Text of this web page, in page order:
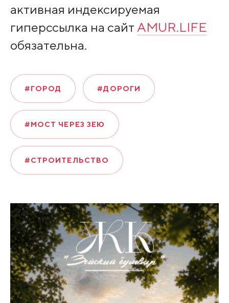
активная индексируемая
гиперссылка на сайт AMUR.LIFE
обязательна.
#ГОРОД #ДОРОГИ
#МОСТ ЧЕРЕЗ ЗЕЮ
#СТРОИТЕЛЬСТВО